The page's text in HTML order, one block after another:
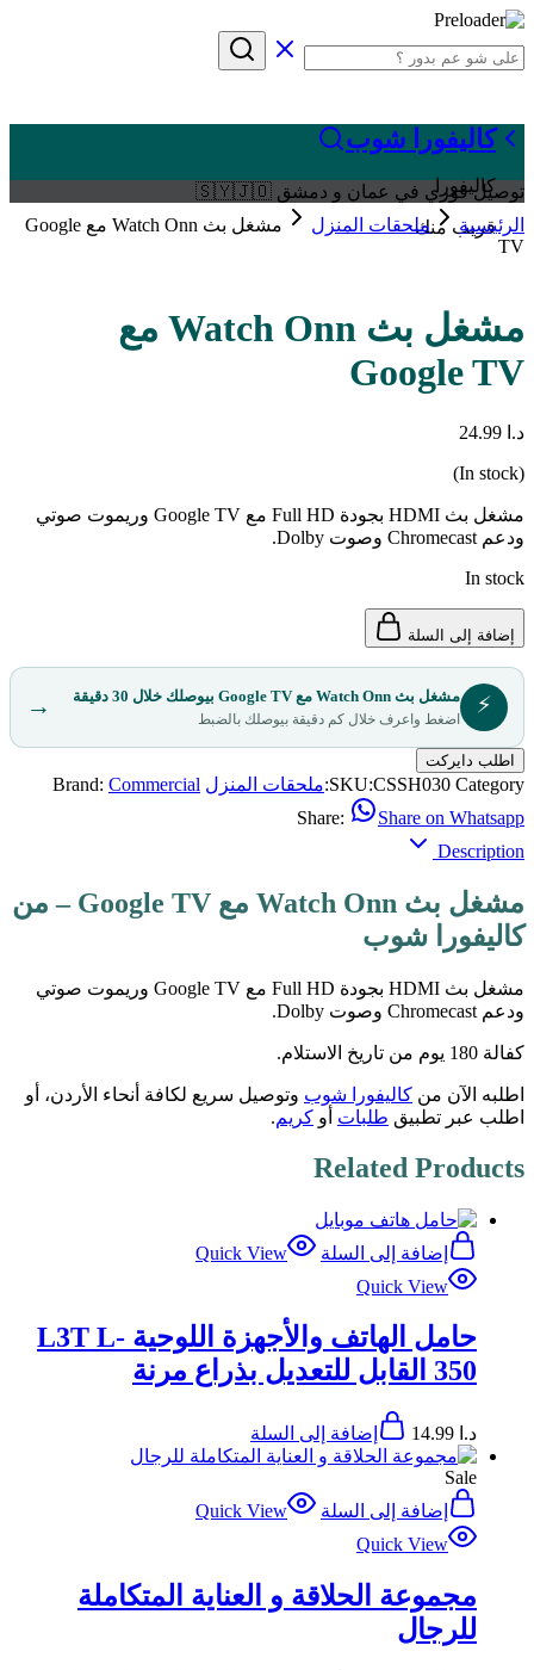
كاليفورا شوب
كاليفورا
قريب منك
توصيل فوري في عمان و دمشق 🇸🇾🇯🇴
الرئيسية
ملحقات المنزل
مشغل بث Watch Onn مع Google
TV
مشغل بث Watch Onn مع
Google TV
د.ا
(In stock)
مشغل بث HDMI بجودة Full HD مع Google TV وريموت صوتي
ودعم Chromecast وصوت Dolby.
In stock
إضافة إلى السلة
⚡ مشغل بث Watch Onn مع Google TV بيوصلك خلال 30 دقيقة
اضغط واعرف خلال كم دقيقة بيوصلك بالضبط →
اطلب دايركت
SKU:CSSH030 Category: ملحقات المنزل Brand: Commercial
Share:
Share on Whatsapp
Description
مشغل بث Watch Onn مع Google TV – من
كاليفورا شوب
مشغل بث HDMI بجودة Full HD مع Google TV وريموت صوتي
ودعم Chromecast وصوت Dolby.
كفالة 180 يوم من تاريخ الاستلام.
اطلبه الآن من كاليفورا شوب وتوصيل سريع لكافة أنحاء الأردن، أو
اطلب عبر تطبيق طلبات أو كريم.
Related Products
إضافة إلى السلة
Quick View
Quick View
حامل الهاتف والأجهزة اللوحية L3T L-
350 القابل للتعديل بذراع مرنة
د.ا إضافة إلى السلة
Sale
إضافة إلى السلة
Quick View
Quick View
مجموعة الحلاقة و العناية المتكاملة
للرجال